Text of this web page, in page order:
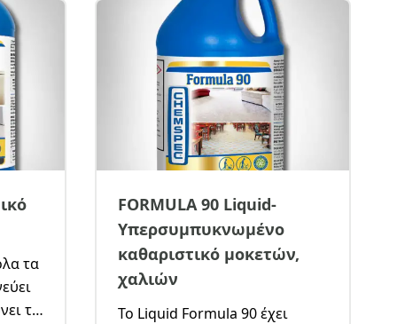
τα
τη
FORMULA 90 Liquid-
Υπερσυμπυκνωμένο
καθαριστικό μοκετών,
χαλιών
Το Liquid Formula 90 έχει